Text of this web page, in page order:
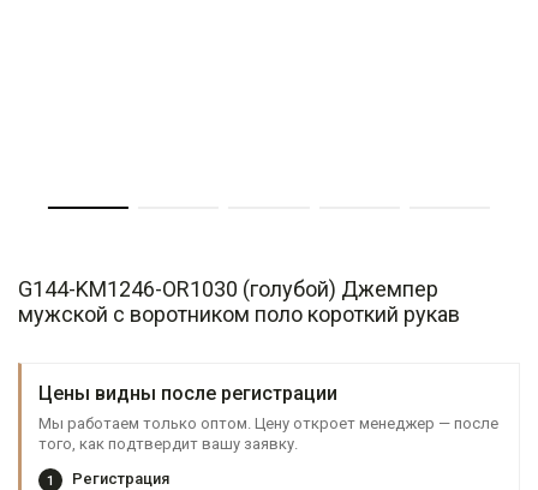
G144-KM1246-OR1030 (голубой) Джемпер
мужской с воротником поло короткий рукав
Цены видны после регистрации
Мы работаем только оптом. Цену откроет менеджер — после
того, как подтвердит вашу заявку.
1 Регистрация